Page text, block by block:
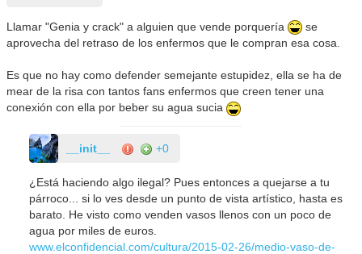
Llamar "Genia y crack" a alguien que vende porquería
se
aprovecha del retraso de los enfermos que le compran esa cosa.
Es que no hay como defender semejante estupidez, ella se ha de
mear de la risa con tantos fans enfermos que creen tener una
conexión con ella por beber su agua sucia
__init__ +0
¿Está haciendo algo ilegal? Pues entonces a quejarse a tu
párroco... si lo ves desde un punto de vista artístico, hasta es
barato. He visto como venden vasos llenos con un poco de
agua por miles de euros.
www.elconfidencial.com/cultura/2015-02-26/medio-vaso-de-